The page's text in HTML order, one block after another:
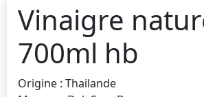
Vinaigre
700ml hb
Origine : Thailande